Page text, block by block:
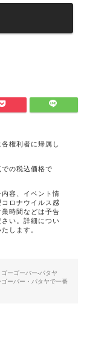
権利者に帰属し
の税込価格で
容、イベント情
ロナウイルス感
時間などは予告
い。詳細につい
します。
ゴーゴーバー-パタヤ
ーバー・パタヤで一番